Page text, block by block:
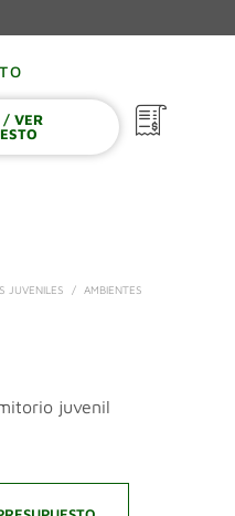
/ VER
JUVENILES / AMBIENTES
juvenil